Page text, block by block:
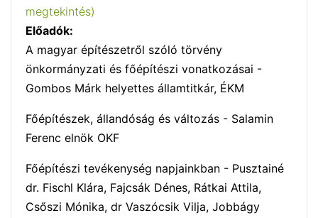
megtekintés)
Előadók:
A magyar építészetről szóló törvény
önkormányzati és főépítészi vonatkozásai -
Gombos Márk helyettes államtitkár, ÉKM
Főépítészek, állandóság és változás - Salamin
Ferenc elnök OKF
Főépítészi tevékenység napjainkban - Pusztainé
dr. Fischl Klára, Fajcsák Dénes, Rátkai Attila,
Csőszi Mónika, dr Vaszócsik Vilja, Jobbágy